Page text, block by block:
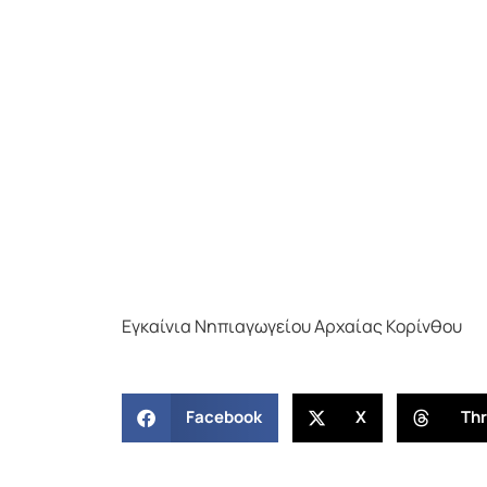
Εγκαίνια Νηπιαγωγείου Αρχαίας Κορίνθου
Facebook X